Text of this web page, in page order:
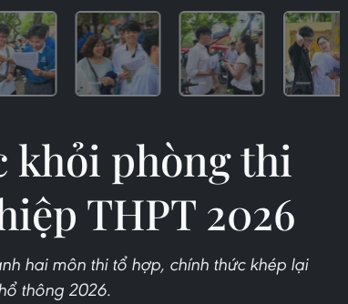
khỏi phòng thi
THPT 2026
hai môn thi tổ hợp, chính thức khép lại
thông 2026.